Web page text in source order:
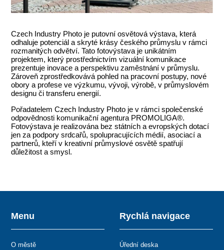
Czech Industry Photo je putovní osvětová výstava, která
odhaluje potenciál a skryté krásy českého průmyslu v rámci
rozmanitých odvětví. Tato fotovýstava je unikátním
projektem, který prostřednictvím vizuální komunikace
prezentuje inovace a perspektivu zaměstnání v průmyslu.
Zároveň zprostředkovává pohled na pracovní postupy, nové
obory a profese ve výzkumu, vývoji, výrobě, v průmyslovém
designu či transferu energií.
Pořadatelem Czech Industry Photo je v rámci společenské
odpovědnosti komunikační agentura PROMOLIGA®.
Fotovýstava je realizována bez státních a evropských dotací
jen za podpory srdcařů, spolupracujících médií, asociací a
partnerů, kteří v kreativní průmyslové osvětě spatřují
důležitost a smysl.
Menu
O městě
Rychlá navigace
Úřední deska